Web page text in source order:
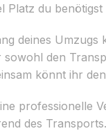
Platz du
deines
sowohl den
könnt ihr
professionelle
des Transports.